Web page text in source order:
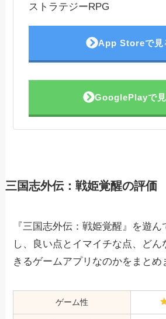
ストラテジーRPG
App Storeで見
GooglePlayで
三国志外伝：戦姫覚醒の評価
『三国志外伝：戦姫覚醒』を遊
し、良い点とイマイチな点、ど
きるゲームアプリなのかをまとめ
ゲーム性